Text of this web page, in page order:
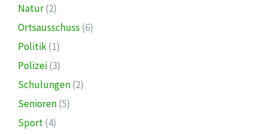
Natur(2)
Ortsausschuss (6)
Politik(1)
Polizei(3)
Schulungen(2)
Senioren(5)
Sport(4)